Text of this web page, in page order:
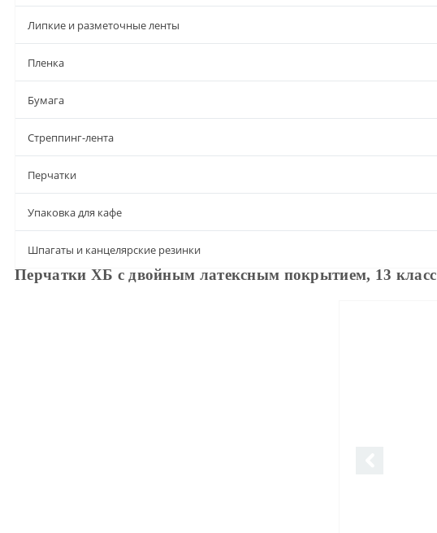
Липкие и разметочные ленты
Пленка
Бумага
Стреппинг-лента
Перчатки
Упаковка для кафе
Шпагаты и канцелярские резинки
Перчатки ХБ с двойным латексным покрытием, 13 класс